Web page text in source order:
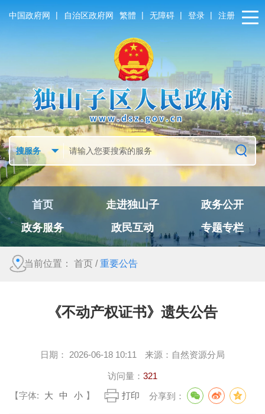
中国政府网 | 自治区政府网 繁體 | 无障碍 | 登录 | 注册
首页 走进独山子
政务公开
政务服务
政民互动 专题专栏
当前位置： 首页 /重要公告
《不动产权证书》遗失公告
日期： 2026-06-18 10:11 来源： 自然资源分局
访问量： 321
【字体:
大 中 小 】 打印 分享到：